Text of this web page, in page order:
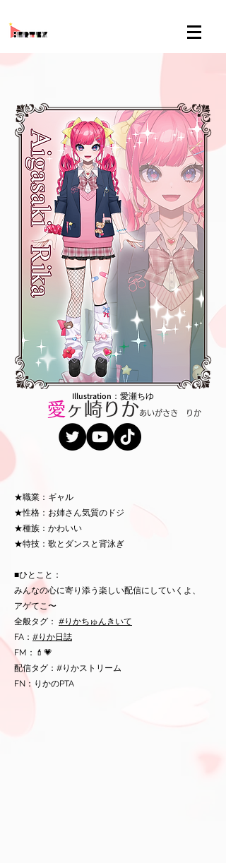
愛ヶ崎りかあいがさき りか
Illustration：愛瀬ちゆ
★職業：ギャル
★性格：お姉さん気質のドジ
★種族：かわいい
★特技：歌とダンスと背泳ぎ
■ひとこと：
みんなの心に寄り添う楽しい配信にしていくよ、
アゲてこ〜
全般タグ： #りかちゅんきいて
FA： #りか日誌
FM：💄💗
配信タグ：#りかストリーム
FN：りかのPTA